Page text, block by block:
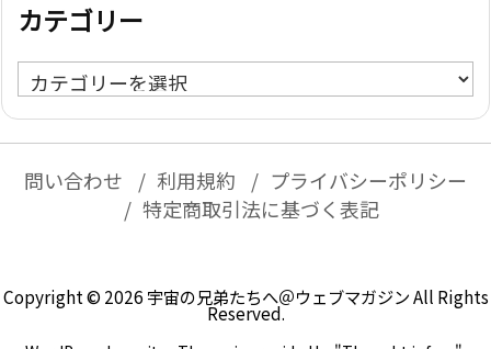
ブ
カテゴリー
カ
テ
ー
問い合わせ 利用規約
プライバシーポリシー
特定商取引法に基づく表記
Copyright © 2026 宇宙の兄弟たちへ＠ウェブマガジンAll Rights
Reserved.